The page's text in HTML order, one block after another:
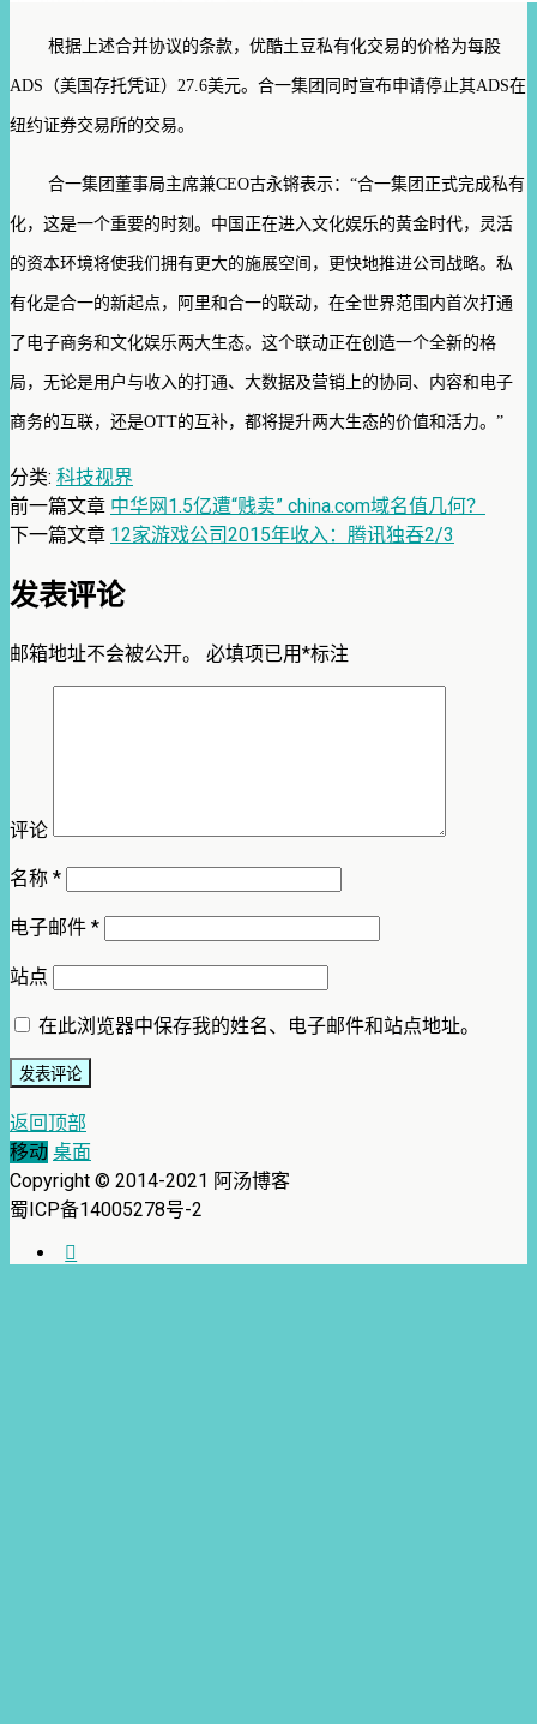
根据上述合并协议的条款，优酷土豆私有化交易的价格为每股
ADS（美国存托凭证）27.6美元。合一集团同时宣布申请停止其ADS在
纽约证券交易所的交易。
合一集团董事局主席兼CEO古永锵表示：“合一集团正式完成私有
化，这是一个重要的时刻。中国正在进入文化娱乐的黄金时代，灵活
的资本环境将使我们拥有更大的施展空间，更快地推进公司战略。私
有化是合一的新起点，阿里和合一的联动，在全世界范围内首次打通
了电子商务和文化娱乐两大生态。这个联动正在创造一个全新的格
局，无论是用户与收入的打通、大数据及营销上的协同、内容和电子
商务的互联，还是OTT的互补，都将提升两大生态的价值和活力。”
分类: 科技视界
前一篇文章 中华网1.5亿遭“贱卖” china.com域名值几何？
下一篇文章 12家游戏公司2015年收入：腾讯独吞2/3
发表评论
邮箱地址不会被公开。 必填项已用*标注
评论
名称 *
电子邮件 *
站点
在此浏览器中保存我的姓名、电子邮件和站点地址。
返回顶部
移动 桌面
Copyright © 2014-2021 阿汤博客
蜀ICP备14005278号-2